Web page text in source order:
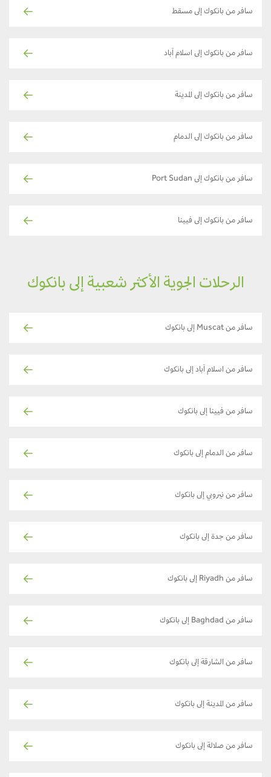
سافر من بانكوك إلى مسقط
سافر من بانكوك إلى اسلام آباد
سافر من بانكوك إلى المدينة
سافر من بانكوك إلى الدمام
سافر من بانكوك إلى Port Sudan
سافر من بانكوك إلى فيينا
الرحلات الجوية الأكثر شعبية إلى بانكوك
سافر من Muscat إلى بانكوك
سافر من اسلام آباد إلى بانكوك
سافر من فيينا إلى بانكوك
سافر من الدمام إلى بانكوك
سافر من نيروبي إلى بانكوك
سافر من جدة إلى بانكوك
سافر من Riyadh إلى بانكوك
سافر من Baghdad إلى بانكوك
سافر من الشارقة إلى بانكوك
سافر من المدينة إلى بانكوك
سافر من صلالة إلى بانكوك